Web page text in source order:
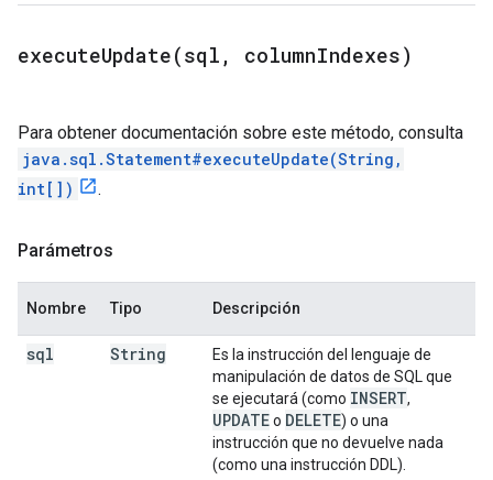
executeUpdate(sql , columnIndexes)
Para obtener documentación sobre este método, consulta
java.sql.Statement#executeUpdate(String,
int[])
.
Parámetros
Nombre Tipo Descripción
sql String
Es la instrucción del lenguaje de
manipulación de datos de SQL que
se ejecutará (como INSERT,
UPDATEo DELETE) o una
instrucción que no devuelve nada
(como una instrucción DDL).